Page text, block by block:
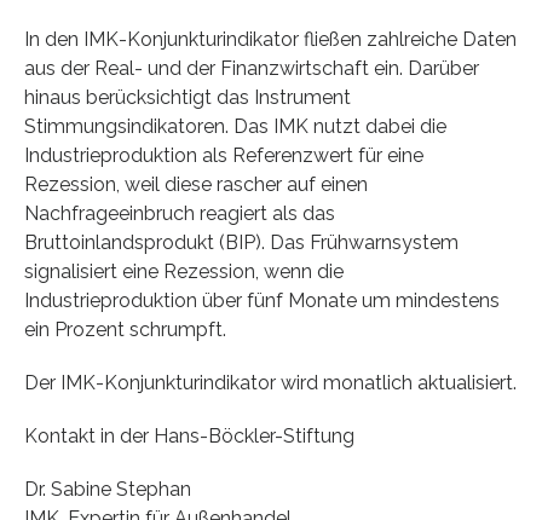
In den IMK-Konjunkturindikator fließen zahlreiche Daten
aus der Real- und der Finanzwirtschaft ein. Darüber
hinaus berücksichtigt das Instrument
Stimmungsindikatoren. Das IMK nutzt dabei die
Industrieproduktion als Referenzwert für eine
Rezession, weil diese rascher auf einen
Nachfrageeinbruch reagiert als das
Bruttoinlandsprodukt (BIP). Das Frühwarnsystem
signalisiert eine Rezession, wenn die
Industrieproduktion über fünf Monate um mindestens
ein Prozent schrumpft.
Der IMK-Konjunkturindikator wird monatlich aktualisiert.
Kontakt in der Hans-Böckler-Stiftung
Dr. Sabine Stephan